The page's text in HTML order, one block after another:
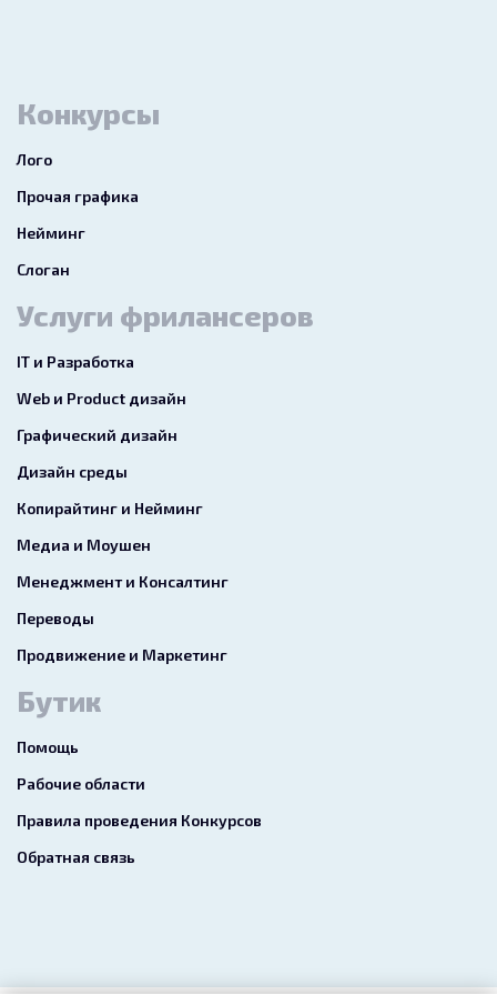
Конкурсы
Лого
Прочая графика
Нейминг
Слоган
Услуги фрилансеров
IT и Разработка
Web и Product дизайн
Графический дизайн
Дизайн среды
Копирайтинг и Нейминг
Медиа и Моушен
Менеджмент и Консалтинг
Переводы
Продвижение и Маркетинг
Бутик
Помощь
Рабочие области
Правила проведения Конкурсов
Обратная связь